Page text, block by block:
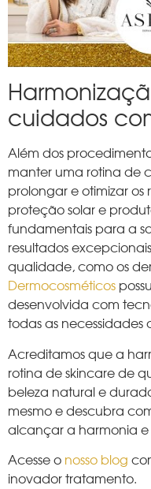
cuidados
Além dos
manter uma rotina de
prolongar e otimizar
proteção solar e
fundamentais para a
resultados
qualidade, como os
Dermocosméticos
desenvolvida com
todas as necessidades
Acreditamos que a
rotina de skincare de
beleza natural e
mesmo e descubra
alcançar a harmonia
Acesse o nosso blog
inovador tratamento.